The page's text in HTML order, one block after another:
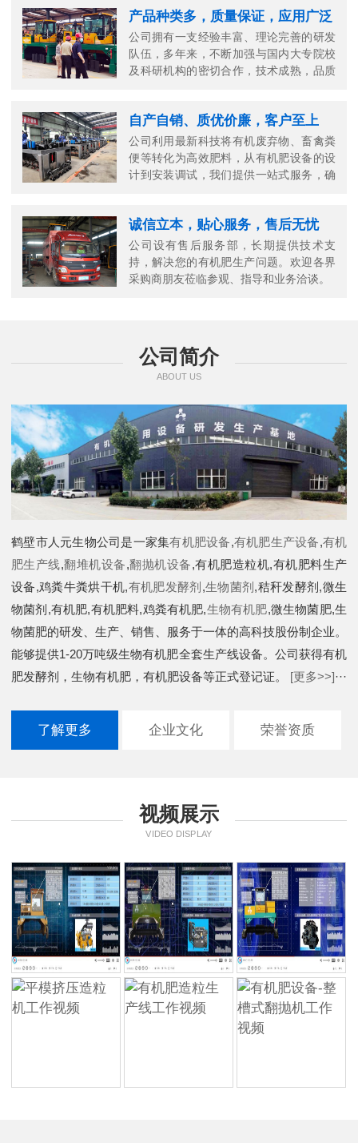
产品种类多，质量保证，应用广泛
公司拥有一支经验丰富、理论完善的研发
队伍，多年来，不断加强与国内大专院校
及科研机构的密切合作，技术成熟，品质
自产自销、质优价廉，客户至上
公司利用最新科技将有机废弃物、畜禽粪
便等转化为高效肥料，从有机肥设备的设
计到安装调试，我们提供一站式服务，确
诚信立本，贴心服务，售后无忧
公司设有售后服务部，长期提供技术支
持，解决您的有机肥生产问题。欢迎各界
采购商朋友莅临参观、指导和业务洽谈。
公司简介
ABOUT US
鹤壁市人元生物公司是一家集有机肥设备,有机肥生产设备,有机
肥生产线,翻堆机设备,翻抛机设备,有机肥造粒机,有机肥料生产
设备,鸡粪牛粪烘干机,有机肥发酵剂 ,生物菌剂 ,秸秆发酵剂,微生
物菌剂,有机肥,有机肥料,鸡粪有机肥,生物有机肥,微生物菌肥,生
物菌肥的研发、生产、销售、服务于一体的高科技股份制企业。
能够提供1-20万吨级生物有机肥全套生产线设备。公司获得有机
肥发酵剂，生物有机肥，有机肥设备等正式登记证。
[更多>>]···
了解更多 企业文化 荣誉资质
视频展示
VIDEO DISPLAY